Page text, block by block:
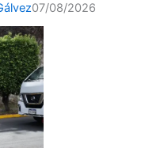
07/08/2026